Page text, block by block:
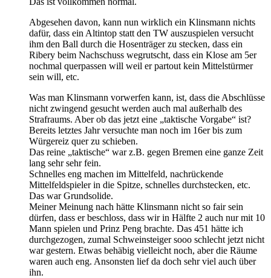
Abgesehen davon, kann nun wirklich ein Klinsmann nichts
dafür, dass ein Altintop statt den TW auszuspielen versucht
ihm den Ball durch die Hosenträger zu stecken, dass ein
Ribery beim Nachschuss wegrutscht, dass ein Klose am 5er
nochmal querpassen will weil er partout kein Mittelstürmer
sein will, etc.
Was man Klinsmann vorwerfen kann, ist, dass die Abschlüsse
nicht zwingend gesucht werden auch mal außerhalb des
Strafraums. Aber ob das jetzt eine „taktische Vorgabe“ ist?
Bereits letztes Jahr versuchte man noch im 16er bis zum
Würgereiz quer zu schieben.
Das reine „taktische“ war z.B. gegen Bremen eine ganze Zeit
lang sehr sehr fein.
Schnelles eng machen im Mittelfeld, nachrückende
Mittelfeldspieler in die Spitze, schnelles durchstecken, etc.
Das war Grundsolide.
Meiner Meinung nach hätte Klinsmann nicht so fair sein
dürfen, dass er beschloss, dass wir in Hälfte 2 auch nur mit 10
Mann spielen und Prinz Peng brachte. Das 451 hätte ich
durchgezogen, zumal Schweinsteiger sooo schlecht jetzt nicht
war gestern. Etwas behäbig vielleicht noch, aber die Räume
waren auch eng. Ansonsten lief da doch sehr viel auch über
ihn.